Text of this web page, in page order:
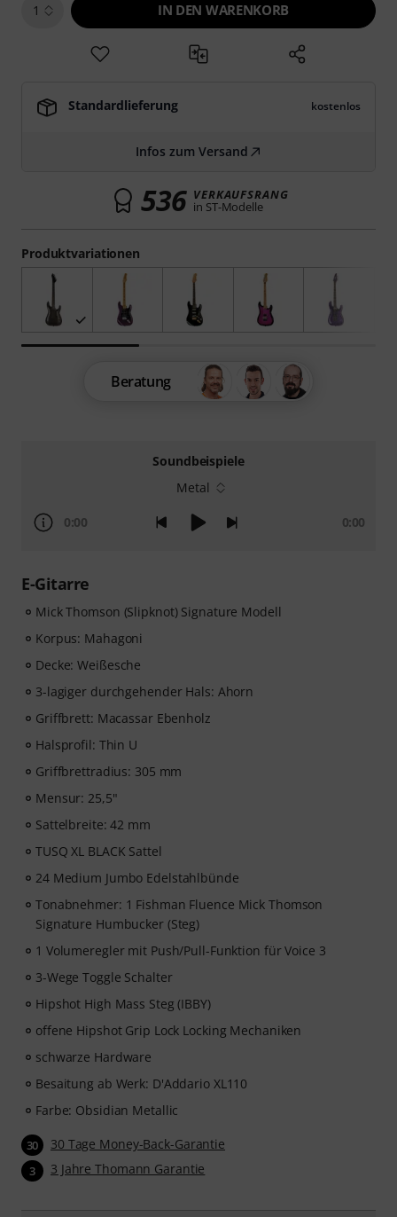
Soundbeispiele
Metal
0:00 0:00
E-Gitarre
Mick Thomson (Slipknot) Signature Modell
Korpus: Mahagoni
Decke: Weißesche
3-lagiger durchgehender Hals: Ahorn
Griffbrett: Macassar Ebenholz
Halsprofil: Thin U
Griffbrettradius: 305 mm
Mensur: 25,5"
Sattelbreite: 42 mm
TUSQ XL BLACK Sattel
24 Medium Jumbo Edelstahlbünde
Tonabnehmer: 1 Fishman Fluence Mick Thomson
Signature Humbucker (Steg)
1 Volumeregler mit Push/Pull-Funktion für Voice 3
3-Wege Toggle Schalter
Hipshot High Mass Steg (IBBY)
offene Hipshot Grip Lock Locking Mechaniken
schwarze Hardware
Besaitung ab Werk: D'Addario XL110
Farbe: Obsidian Metallic
30 30 Tage Money-Back-Garantie
3 3 Jahre Thomann Garantie
Produktvariationen
1 IN DEN WARENKORB
Standardlieferung kostenlos
Infos zum Versand
536 VERKAUFSRANG
in ST-Modelle
Beratung